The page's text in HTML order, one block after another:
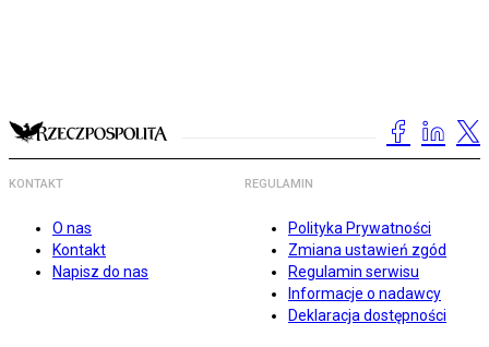
KONTAKT
O nas
Kontakt
Napisz do nas
REGULAMIN
Polityka Prywatności
Zmiana ustawień zgód
Regulamin serwisu
Informacje o nadawcy
Deklaracja dostępności